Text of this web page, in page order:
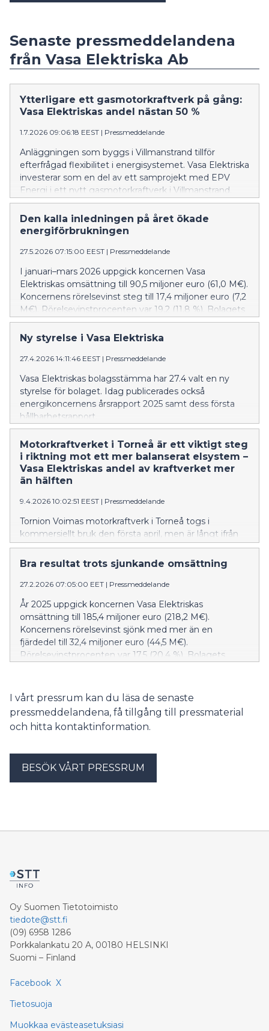
Senaste pressmeddelandena
från Vasa Elektriska Ab
Ytterligare ett gasmotorkraftverk på gång:
Vasa Elektriskas andel nästan 50 %
1.7.2026 09:06:18 EEST | Pressmeddelande
Anläggningen som byggs i Villmanstrand tillför
efterfrågad flexibilitet i energisystemet. Vasa Elektriska
investerar som en del av ett samprojekt med EPV
Energi i ett nytt gasmotorkraftverk i Villmanstrand.
Med hjälp av anläggningen kan elproduktionen snabbt
ökas vid olika störningar och under svårförutsägbara
väderförhållanden.
Den kalla inledningen på året ökade
energiförbrukningen
27.5.2026 07:15:00 EEST | Pressmeddelande
I januari–mars 2026 uppgick koncernen Vasa
Elektriskas omsättning till 90,5 miljoner euro (61,0 M€).
Koncernens rörelsevinst steg till 17,4 miljoner euro (7,2
M€). Rörelsevinstprocenten var 19,2 (11,8 %). Bolagets
soliditetsgrad steg till 57,6 procent (54,0 %).
Bruttoinvesteringarna steg en aning från året innan
Ny styrelse i Vasa Elektriska
27.4.2026 14:11:46 EEST | Pressmeddelande
Vasa Elektriskas bolagsstämma har 27.4 valt en ny
styrelse för bolaget. Idag publicerades också
energikoncernens årsrapport 2025 samt dess första
hållbarhetsrapport.
Motorkraftverket i Torneå är ett viktigt steg
i riktning mot ett mer balanserat elsystem –
Vasa Elektriskas andel av kraftverket mer
än hälften
9.4.2026 10:02:51 EEST | Pressmeddelande
Tornion Voimas motorkraftverk i Torneå togs i
kommersiellt bruk den första april, men är långt ifrån
ett aprilskämt. Enligt Vasa Elektriska utgör det ett
viktigt steg i arbetet för att balansera en mycket
volatil elmarknad. Bolaget har också haft en stor roll i
möjliggörandet av kraftverket.
Bra resultat trots sjunkande omsättning
27.2.2026 07:05:00 EET | Pressmeddelande
År 2025 uppgick koncernen Vasa Elektriskas
omsättning till 185,4 miljoner euro (218,2 M€).
Koncernens rörelsevinst sjönk med mer än en
fjärdedel till 32,4 miljoner euro (44,5 M€).
Rörelsevinstprocenten var 17,5 (20,4 %). Bolagets
landade på 18,5 miljoner euro (37,2 M€).
I vårt pressrum kan du läsa de senaste
pressmeddelandena, få tillgång till pressmaterial
och hitta kontaktinformation.
BESÖK VÅRT PRESSRUM
Oy Suomen Tietotoimisto
tiedote@stt.fi
(09) 6958 1286
Porkkalankatu 20 A, 00180 HELSINKI
Suomi – Finland
Facebook X
Tietosuoja
Muokkaa evästeasetuksiasi